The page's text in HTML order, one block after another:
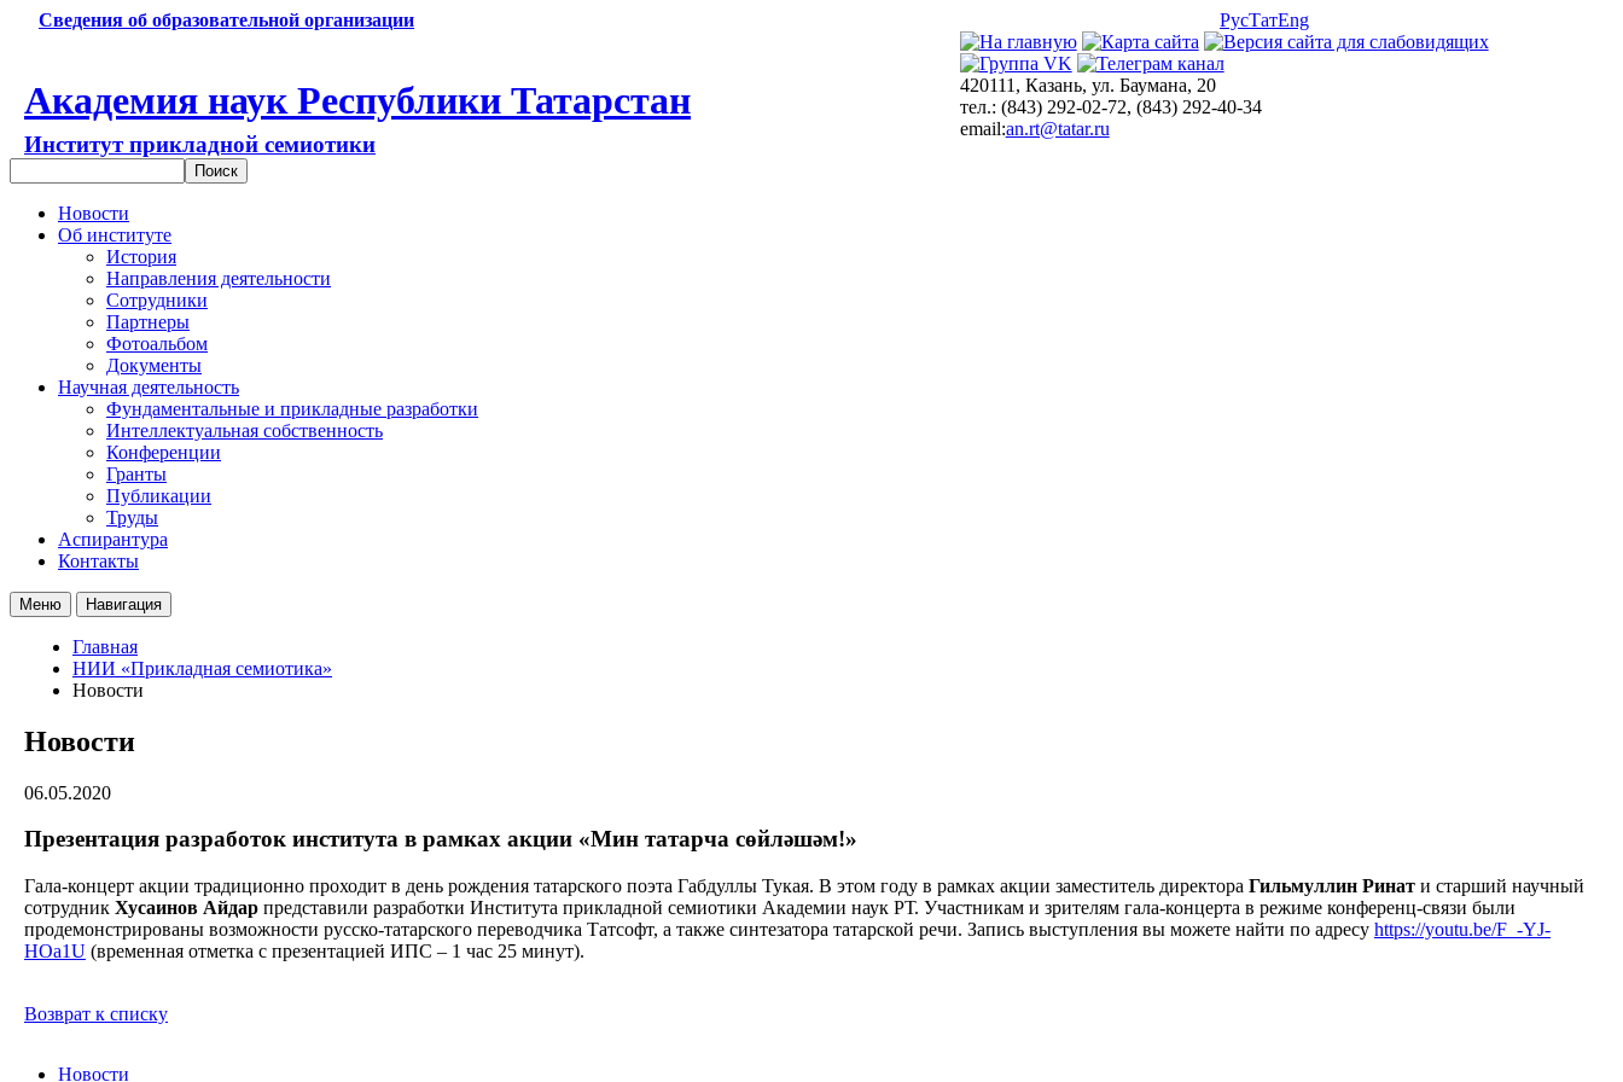
Сведения об образовательной организации РусТатEng
Академия наук Республики Татарстан
Институт прикладной семиотики
420111, Казань, ул. Баумана, 20
тел.: (843) 292-02-72, (843) 292-40-34
email:an.rt@tatar.ru
Новости
Об институте
История
Направления деятельности
Сотрудники
Партнеры
Фотоальбом
Документы
Научная деятельность
Фундаментальные и прикладные разработки
Интеллектуальная собственность
Конференции
Гранты
Публикации
Труды
Аспирантура
Контакты
Меню Навигация
Главная
НИИ «Прикладная семиотика»
Новости
Новости
06.05.2020
Презентация разработок института в рамках акции «Мин татарча сөйләшәм!»
Гала-концерт акции традиционно проходит в день рождения татарского поэта Габдуллы Тукая. В этом году в рамках акции заместитель директора Гильмуллин Ринат и старший научный
сотрудник Хусаинов Айдар представили разработки Института прикладной семиотики Академии наук РТ. Участникам и зрителям гала-концерта в режиме конференц-связи были
продемонстрированы возможности русско-татарского переводчика Татсофт, а также синтезатора татарской речи. Запись выступления вы можете найти по адресу https://youtu.be/F_-YJ-
HOa1U (временная отметка с презентацией ИПС – 1 час 25 минут).
Возврат к списку
Новости